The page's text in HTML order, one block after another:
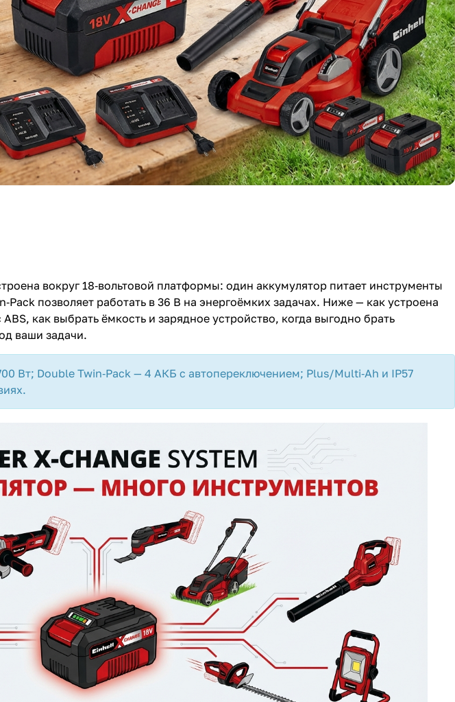
вокруг 18‑вольтовой платформы: один аккумулятор питает инструменты
позволяет работать в 36 В на энергоёмких задачах. Ниже — как устроена
как выбрать ёмкость и зарядное устройство, когда выгодно брать
ваши задачи.
Вт; Double Twin‑Pack — 4 АКБ с автопереключением; Plus/Multi‑Ah и IP57
способом
2 недели
раз в 2 недели
02-51